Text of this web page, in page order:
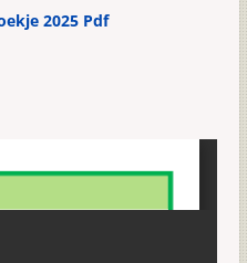
2025 Pdf